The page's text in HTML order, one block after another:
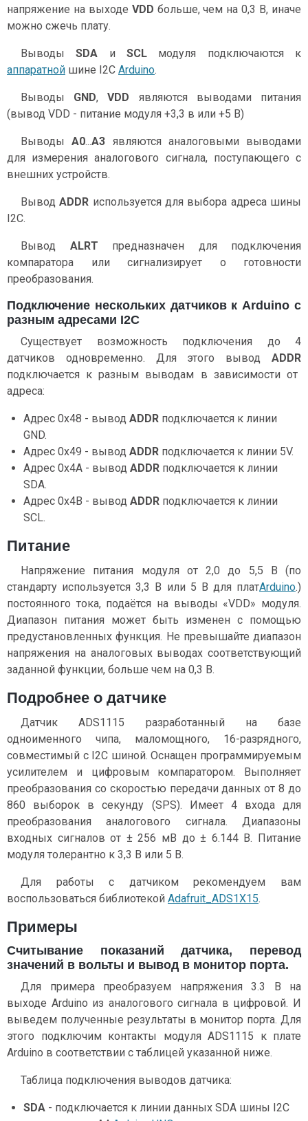
напряжение на выходе VDD больше, чем на 0,3 В, иначе
можно сжечь плату.
ВыводыSDA иSCL модуля подключаются к
аппаратной шине I2C Arduino.
Выводы GND,VDD являются выводами питания
(вывод VDD - питание модуля +3,3 в или +5 В)
ВыводыA0...A3 являются аналоговыми выводами
для измерения аналогового сигнала, поступающего с
внешних устройств.
ВыводADDR используется для выбора адреса шины
I2C.
Вывод ALRT
предназначен для подключения
компаратора или сигнализирует о готовности
преобразования.
Подключение нескольких датчиков к Arduino с
разным адресами I2C
Существует возможность подключения до 4
датчиков одновременно. Для этого вывод ADDR
подключается к разным выводам в зависимости от
адреса:
Адрес 0х48 - вывод ADDR подключается к линии
GND.
Адрес 0х49 - вывод ADDR подключается к линии 5V.
Адрес 0х4A - вывод ADDR подключается к линии
SDA.
Адрес 0х4B - вывод ADDR подключается к линии
SCL.
Питание
Напряжение питания модуля от 2,0 до 5,5 В (по
стандарту используется 3,3 В или 5 В для платArduino.)
постоянного тока, подаётся на выводы «VDD» модуля.
Диапазон питания может быть изменен с помощью
предустановленных функция. Не превышайте диапазон
напряжения на аналоговых выводах соответствующий
заданной функции, больше чем на 0,3 В.
Подробнее о датчике
Датчик ADS1115 разработанный на базе
одноименного чипа, маломощного, 16-разрядного,
совместимый с I2C шиной. Оснащен программируемым
усилителем и цифровым компаратором. Выполняет
преобразования со скоростью передачи данных от 8 до
860 выборок в секунду (SPS). Имеет 4 входа для
преобразования аналогового сигнала. Диапазоны
входных сигналов от ± 256 мВ до ± 6.144 В. Питание
модуля толерантно к 3,3 В или 5 В.
Для работы с датчиком рекомендуем вам
воспользоваться библиотекой Adafruit_ADS1X15.
Примеры
Считывание показаний датчика, перевод
значений в вольты и вывод в монитор порта.
Для примера преобразуем напряжения 3.3 В на
выходе Arduino из аналогового сигнала в цифровой. И
выведем полученные результаты в монитор порта. Для
этого подключим контакты модуля ADS1115 к плате
Arduino в соответствии с таблицей указанной ниже.
Таблица подключения выводов датчика:
SDA - подключается к линии данных SDA шины I2C